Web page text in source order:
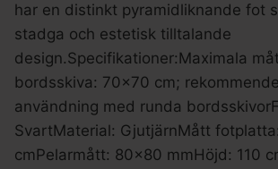
har en distinkt pyramidliknande fot
stadga och estetisk tilltalande
design.Specifikationer:Maximala
bordsskiva: 70×70 cm;
användning med runda
SvartMaterial: GjutjärnMått
cmPelarmått: 80×80 mmHöjd: 110